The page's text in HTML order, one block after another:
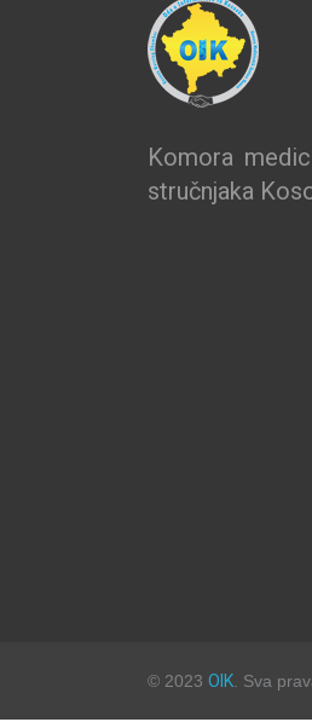
Komora
stručnjaka
© 2023 OIK . Sva